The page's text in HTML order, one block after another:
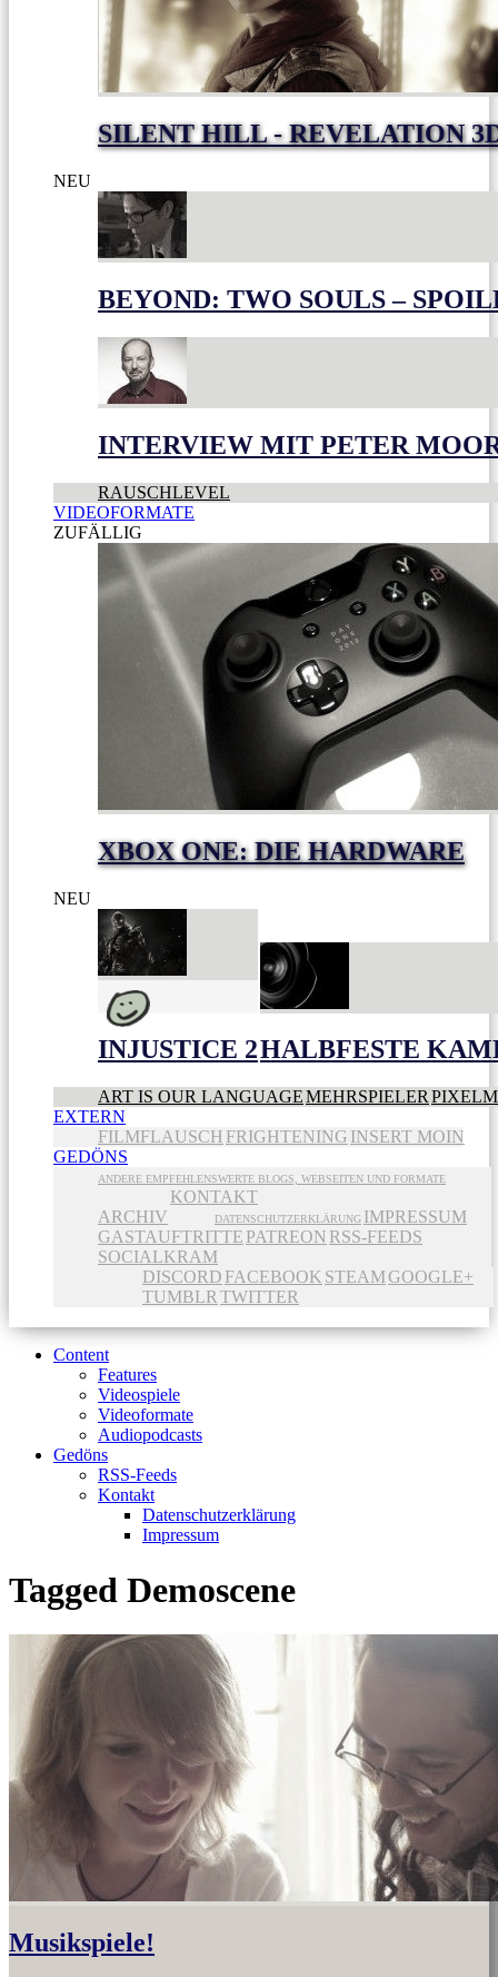
SILENT HILL - REVELATION
NEU
BEYOND: TWO SOULS –
INTERVIEW MIT PETER
RAUSCHLEVEL
VIDEOFORMATE
ZUFÄLLIG
XBOX ONE: DIE HARDWARE
NEU
INJUSTICE 2HALBFESTE
ART IS OUR LANGUAGEMEHRSPIELER
EXTERN
FILMFLAUSCH FRIGHTENING INSERT MOIN
GEDÖNS
ANDERE EMPFEHLENSWERTE BLOGS, WEBSEITEN UND FORMATE
ARCHIV
KONTAKT
DATENSCHUTZERKLÄRUNG IMPRESSUM
GASTAUFTRITTE PATREON RSS-FEEDS
SOCIALKRAM
DISCORD FACEBOOK STEAMGOOGLE+
TUMBLR TWITTER
Content
Features
Videospiele
Videoformate
Audiopodcasts
Gedöns
RSS-Feeds
Kontakt
Datenschutzerklärung
Impressum
Tagged Demoscene
Musikspiele!